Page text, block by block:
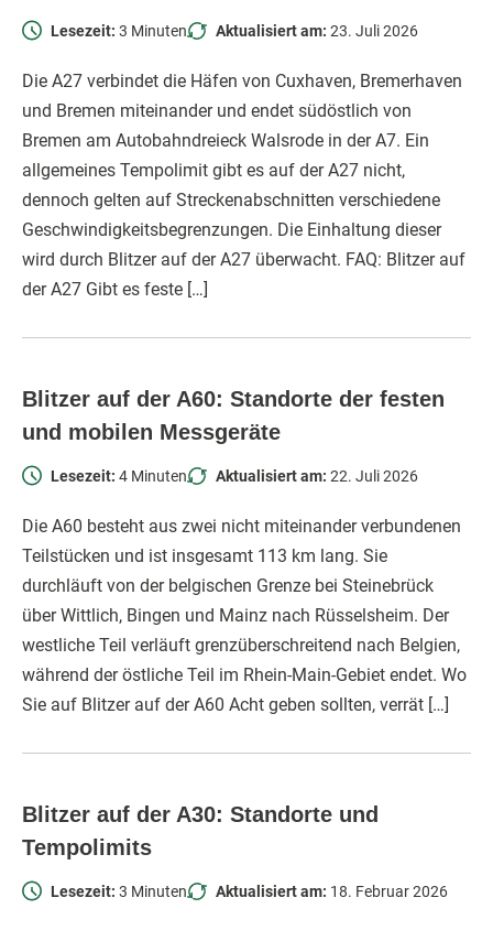
Lesezeit: 3 Minuten Aktualisiert am: 23. Juli 2026
Die A27 verbindet die Häfen von Cuxhaven, Bremerhaven
und Bremen miteinander und endet südöstlich von
Bremen am Autobahndreieck Walsrode in der A7. Ein
allgemeines Tempolimit gibt es auf der A27 nicht,
dennoch gelten auf Streckenabschnitten verschiedene
Geschwindigkeitsbegrenzungen. Die Einhaltung dieser
wird durch Blitzer auf der A27 überwacht. FAQ: Blitzer auf
der A27 Gibt es feste […]
Blitzer auf der A60: Standorte der festen
und mobilen Messgeräte
Lesezeit: 4 Minuten Aktualisiert am: 22. Juli 2026
Die A60 besteht aus zwei nicht miteinander verbundenen
Teilstücken und ist insgesamt 113 km lang. Sie
durchläuft von der belgischen Grenze bei Steinebrück
über Wittlich, Bingen und Mainz nach Rüsselsheim. Der
westliche Teil verläuft grenzüberschreitend nach Belgien,
während der östliche Teil im Rhein-Main-Gebiet endet. Wo
Sie auf Blitzer auf der A60 Acht geben sollten, verrät […]
Blitzer auf der A30: Standorte und
Tempolimits
Lesezeit: 3 Minuten Aktualisiert am: 18. Februar 2026